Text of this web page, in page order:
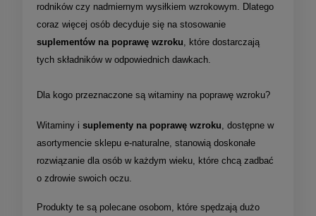
rodników czy nadmiernym wysiłkiem wzrokowym. Dlatego
coraz więcej osób decyduje się na stosowanie
suplementów na poprawę wzroku , które dostarczają
tych składników w odpowiednich dawkach.
Dla kogo przeznaczone są witaminy na poprawę wzroku?
Witaminy i suplementy na poprawę wzroku , dostępne w
asortymencie sklepu e-naturalne, stanowią doskonałe
rozwiązanie dla osób w każdym wieku, które chcą zadbać
o zdrowie swoich oczu.
Produkty te są polecane osobom, które spędzają dużo